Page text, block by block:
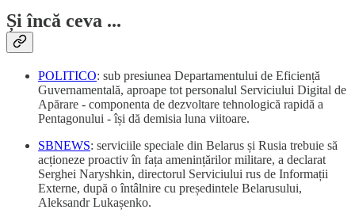
Și încă ceva ...
POLITICO: sub presiunea Departamentului de Eficiență
Guvernamentală, aproape tot personalul Serviciului Digital de
Apărare - componenta de dezvoltare tehnologică rapidă a
Pentagonului - își dă demisia luna viitoare.
SBNEWS: serviciile speciale din Belarus și Rusia trebuie să
acționeze proactiv în fața amenințărilor militare, a declarat
Serghei Naryshkin, directorul Serviciului rus de Informații
Externe, după o întâlnire cu președintele Belarusului,
Aleksandr Lukașenko.